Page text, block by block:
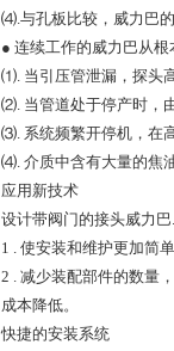
⑷.与孔板比较，威力巴
● 连续工作的威力巴从
⑴. 当引压管泄漏，探头
⑵. 当管道处于停产时，
⑶. 系统频繁开停机，在
⑷. 介质中含有大量的焦
应用新技术
设计带阀门的接头威力巴
1 . 使安装和维护更加简
2 . 减少装配部件的数量
成本降低。
快捷的安装系统